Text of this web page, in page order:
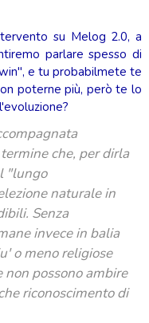
su Melog 2.0, a
parlare spesso di
e tu probabilmete te
poterne più, però te lo
che, per dirla
"lungo
naturale in
Senza
invece in balia
o meno religiose
possono ambire
riconoscimento di